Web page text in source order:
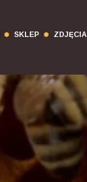
SKLEP ZDJĘCIA